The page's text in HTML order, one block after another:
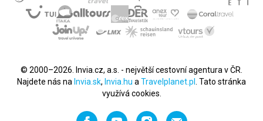
© 2000–2026. Invia.cz, a.s. - největší cestovní agentura v ČR.
Najdete nás na Invia.sk, Invia.hu a Travelplanet.pl
. Tato stránka
využívá cookies.